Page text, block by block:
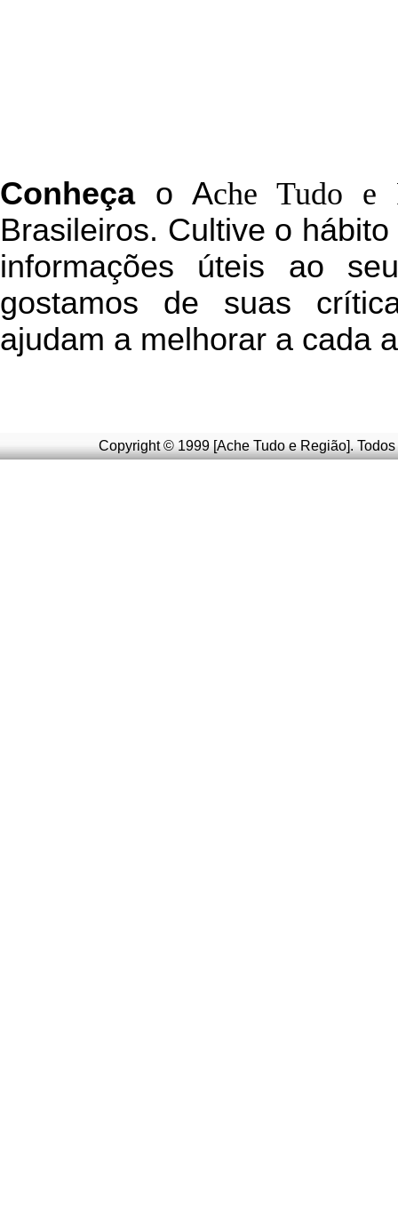
Conheçao Ache Tudo e
Brasileiros. Cultive o
informações úteis ao
gostamos de suas
ajudam a melhorar a cada
Copyright © 1999 [Ache Tudo e Região].